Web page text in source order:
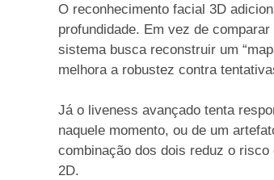
O reconhecimento facial 3D
profundidade. Em vez de
sistema busca reconstruir um
melhora a robustez contra
Já o liveness avançado tenta
naquele momento, ou de um
combinação dos dois reduz o risco
2D.